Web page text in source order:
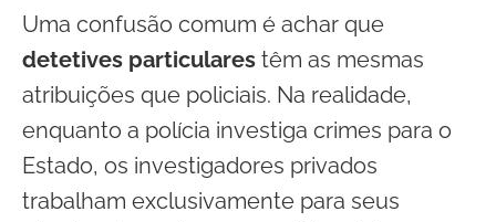
Uma confusão comum é achar que
detetives particulares têm as mesmas
atribuições que policiais. Na realidade,
enquanto a polícia investiga crimes para o
Estado, os investigadores privados
trabalham exclusivamente para seus